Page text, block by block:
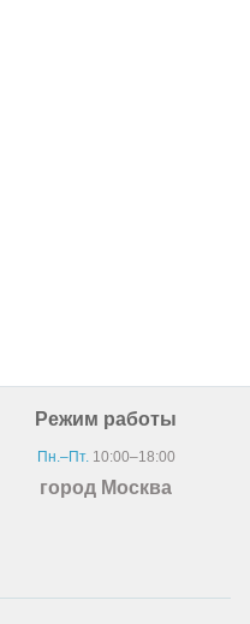
Режим работы
Пн.–Пт.10:00–18:00
город Москва